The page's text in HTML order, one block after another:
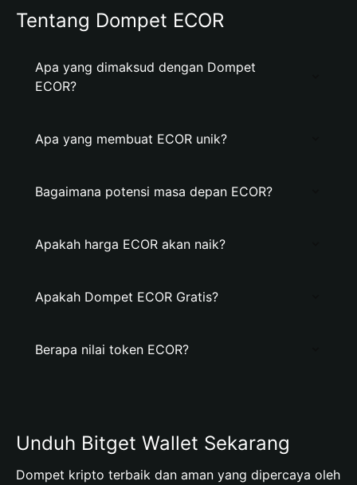
Tentang Dompet ECOR
Apa yang dimaksud dengan Dompet
ECOR?
Apa yang membuat ECOR unik?
Bagaimana potensi masa depan ECOR?
Apakah harga ECOR akan naik?
Apakah Dompet ECOR Gratis?
Berapa nilai token ECOR?
Unduh Bitget Wallet Sekarang
Dompet kripto terbaik dan aman yang dipercaya oleh